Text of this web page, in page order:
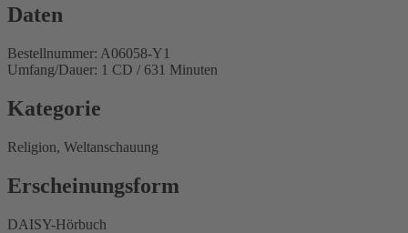
Daten
Bestellnummer: A06058-Y1
Umfang/Dauer: 1 CD / 631 Minuten
Kategorie
Religion, Weltanschauung
Erscheinungsform
DAISY-Hörbuch